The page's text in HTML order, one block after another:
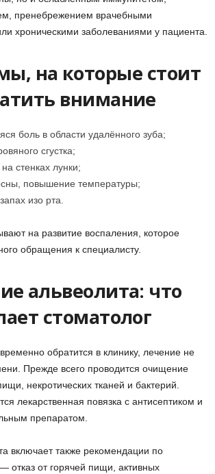
пренебрежением врачебными
хроническими заболеваниями у пациента.
на которые стоит
внимание
боль в области удалённого зуба;
сгустка;
стенках лунки;
повышение температуры;
изо рта.
на развитие воспаления, которое
обращения к специалисту.
альвеолита: что
стоматолог
обратится в клинику, лечение не
Прежде всего проводится очищение
некротических тканей и бактерий.
лекарственная повязка с антисептиком и
препаратом.
включает также рекомендации по
отказ от горячей пищи, активных